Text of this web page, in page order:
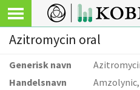
Azitromycin oral
Generisk navn
Handelsnavn